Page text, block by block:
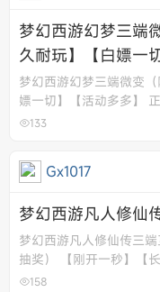
梦幻西游幻梦三端
久耐玩】【白嫖一
梦幻西游幻梦三端微变
嫖一切】【活动多多】
133
Gx1017
梦幻西游凡人修仙
梦幻西游凡人修仙传三
抽奖） 【刚开一秒】【
158